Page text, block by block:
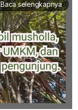
Baca selengkapnya